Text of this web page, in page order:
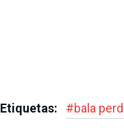
Etiquetas: #bala